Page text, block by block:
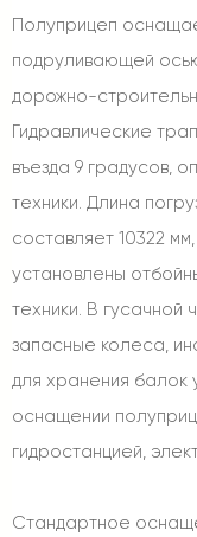
Полуприцеп
подруливающей
дорожно-
Гидравлические
въезда 9 градусов,
техники. Длина
составляет 10322
установлены
техники. В
запасные колеса,
для хранения балок
оснащении
гидростанцией,
Стандартное